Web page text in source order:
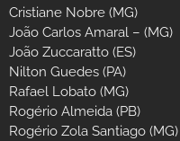
Cristiane Nobre (MG)
João Carlos Amaral – (MG)
João Zuccaratto (ES)
Nilton Guedes (PA)
Rafael Lobato (MG)
Rogério Almeida (PB)
Rogério Zola Santiago (MG)